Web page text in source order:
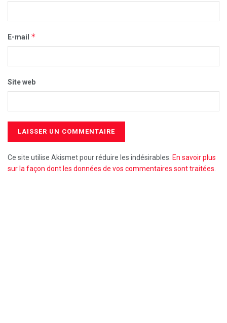
E-mail *
Site web
Ce site utilise Akismet pour réduire les indésirables. En savoir plus
sur la façon dont les données de vos commentaires sont traitées